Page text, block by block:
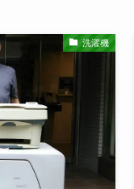
洗濯機